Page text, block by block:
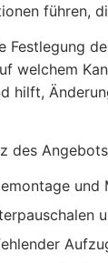
führen,
Festlegung
welchem
hilft,
des